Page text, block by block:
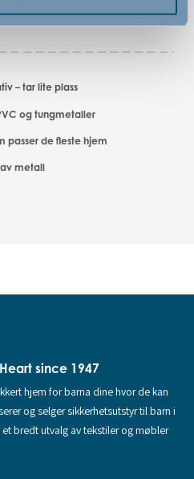
– tar lite plass
og tungmetaller
passer de fleste hjem
metall
since 1947
hjem for barna dine hvor de kan
og selger sikkerhetsutstyr til barn i
bredt utvalg av tekstiler og møbler